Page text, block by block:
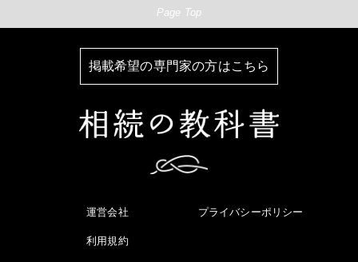
Page Top
掲載希望の専門家の方はこちら
運営会社 プライバシーポリシー
利用規約